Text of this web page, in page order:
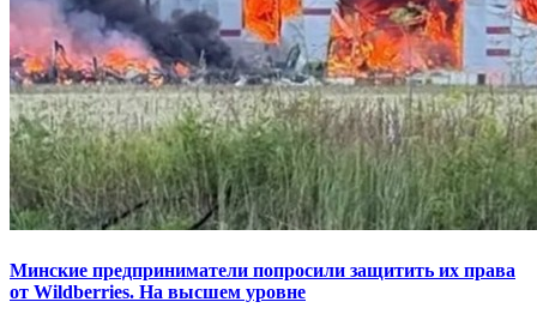
Минские предприниматели попросили защитить их права
от Wildberries. На высшем уровне